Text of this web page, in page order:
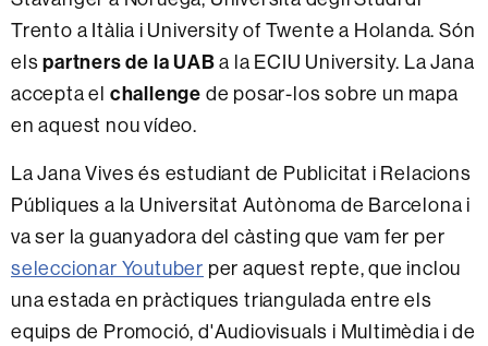
Trento a Itàlia i University of Twente a Holanda. Són
elspartners de la UAB a la ECIU University. La Jana
accepta el challenge de posar-los sobre un mapa
en aquest nou vídeo.
La Jana Vives és estudiant de Publicitat i Relacions
Públiques a la Universitat Autònoma de Barcelona i
va ser la guanyadora del càsting que vam fer per
seleccionar Youtuber per aquest repte, que inclou
una estada en pràctiques triangulada entre els
equips de Promoció, d'Audiovisuals i Multimèdia i de